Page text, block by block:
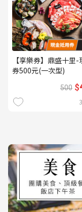
【享樂券】鼎盛十里-
券500元(一次型)
500 $
3